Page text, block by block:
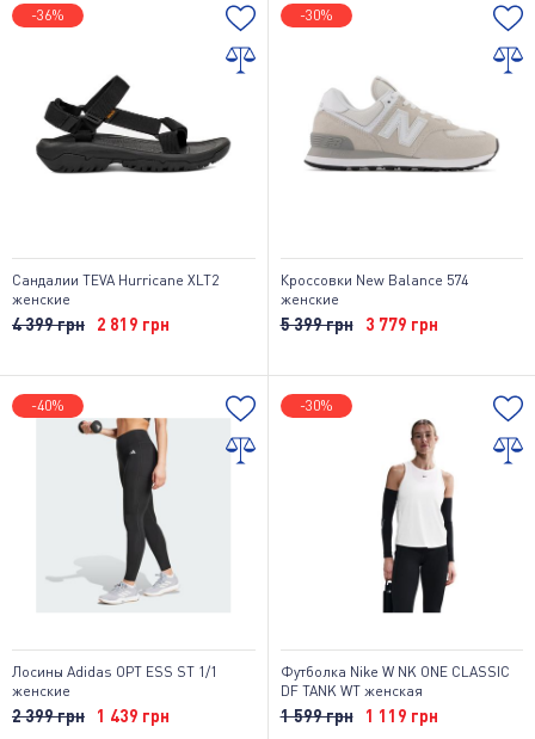
-36%
Сандалии TEVA Hurricane XLT2
женские
4 399 грн 2 819 грн
-30%
Кроссовки New Balance 574
женские
5 399 грн 3 779 грн
-40%
Лосины Adidas OPT ESS ST 1/1
женские
2 399 грн 1 439 грн
-30%
Футболка Nike W NK ONE CLASSIC
DF TANK WT женская
1 599 грн 1 119 грн